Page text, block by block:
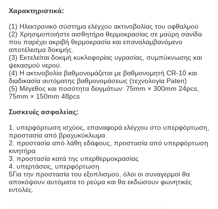
Χαρακτηριστικά:
(1) Ηλεκτρονικό σύστημα ελέγχου ακτινοβολίας του οφθαλμού
(2) Χρησιμοποιήστε αισθητήρα θερμοκρασίας σε μαύρη σανίδα
που παρέχει ακριβή θερμοκρασία και επαναλαμβανόμενο
αποτέλεσμα δοκιμής.
(3) Εκτελείται δοκιμή κυκλοφορίας υγρασίας, συμπύκνωσης και
ψεκασμού νερού.
(4) Η ακτινοβολία βαθμονομάζεται με βαθμονομητή CR-10 και
διαδικασία αυτόματης βαθμονομάσεως (τεχνολογία Paten)
(5) Μέγεθος και ποσότητα δειγμάτων: 75mm × 300mm 24pcs,
75mm × 150mm 48pcs
Συσκευές ασφαλείας:
1. υπερφόρτωση ισχύος, επαναφορά ελέγχου στο υπερφόρτωση,
προστασία από βραχυκύκλωμα
2. προστασία από λάθη εδάφους, προστασία από υπερφόρτωση
κινητήρα
3. προστασία κατά της υπερθερμοκρασίας
4. υπερτάσεις, υπερφόρτωση
5Για την προστασία του εξοπλισμού, όλοι οι συναγερμοί θα
αποκόψουν αυτόματα το ρεύμα και θα εκδώσουν φωνητικές
εντολές.